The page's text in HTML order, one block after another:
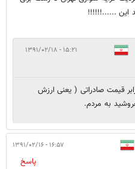
۱۵:۲۱ - ۱۳۹۱/۰۲/۱۸
قیمت صادراتی ( یعنی ارزش
به مردم.
۱۶:۵۷ - ۱۳۹۱/۰۲/۱۶
پاسخ